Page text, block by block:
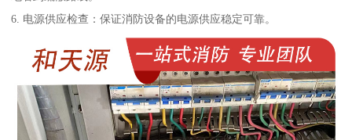
6. 电源供应检查：保证消防设备的电源供应稳定可靠。